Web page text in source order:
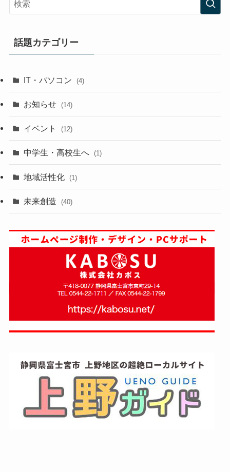
話題カテゴリー
IT・パソコン (4)
お知らせ (14)
イベント (12)
中学生・高校生へ (1)
地域活性化 (1)
未来創造 (40)